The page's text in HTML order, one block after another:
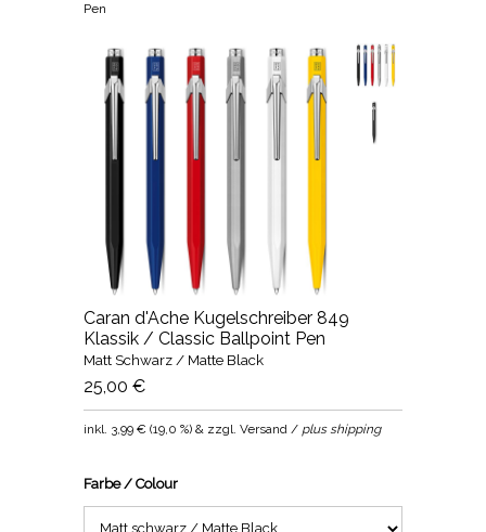
Pen
Caran d'Ache Kugelschreiber 849
Klassik / Classic Ballpoint Pen
Matt Schwarz / Matte Black
25,00 €
inkl. 3,99 € (19,0 %) & zzgl. Versand / plus shipping
Farbe / Colour